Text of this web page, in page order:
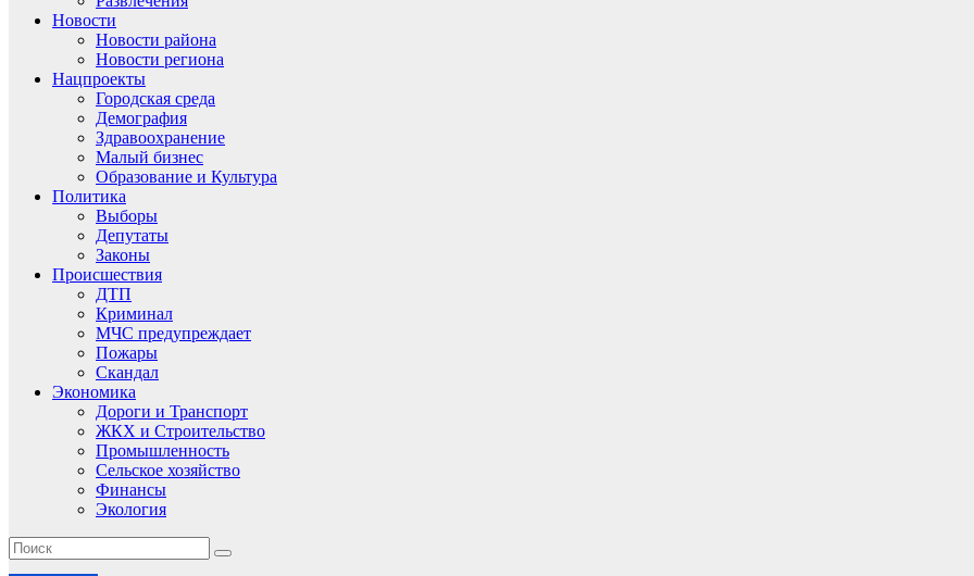
Новости
Новости района
Новости региона
Нацпроекты
Городская среда
Демография
Здравоохранение
Малый бизнес
Образование и Культура
Политика
Выборы
Депутаты
Законы
Происшествия
ДТП
Криминал
МЧС предупреждает
Пожары
Скандал
Экономика
Дороги и Транспорт
ЖКХ и Строительство
Промышленность
Сельское хозяйство
Финансы
Экология